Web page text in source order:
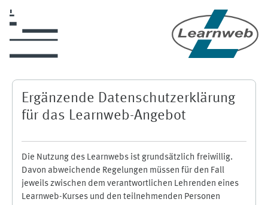
Ergänzende Datenschutzerklärung
für das Learnweb-Angebot
Die Nutzung des Learnwebs ist grundsätzlich freiwillig.
Davon abweichende Regelungen müssen für den Fall
jeweils zwischen dem verantwortlichen Lehrenden eines
Learnweb-Kurses und den teilnehmenden Personen